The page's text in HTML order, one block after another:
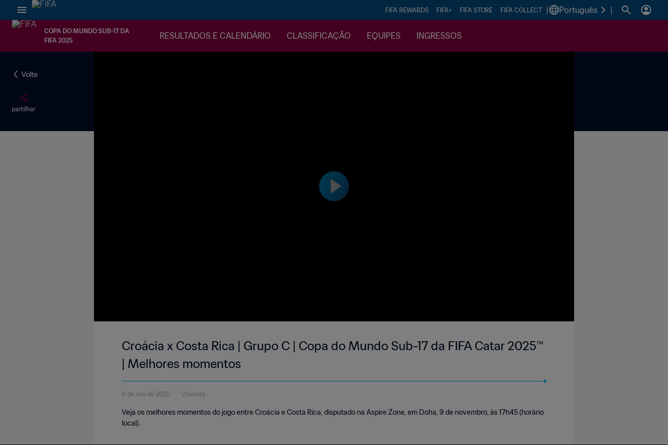
FIFA REWARDS FIFA+ FIFA STORE FIFA COLLECT Português
COPA DO MUNDO SUB-17 DA
FIFA 2025
RESULTADOS E CALENDÁRIO CLASSIFICAÇÃO EQUIPES INGRESSOS
Volte
partilhar
Croácia x Costa Rica | Grupo C | Copa do Mundo Sub-17 da FIFA Catar 2025™
| Melhores momentos
9 de nov de 2025 2minuto
Veja os melhores momentos do jogo entre Croácia e Costa Rica, disputado na Aspire Zone, em Doha, 9 de novembro, às 17h45 (horário
local).